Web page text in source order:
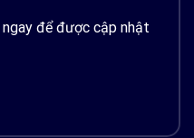
ngay để được cập nhật